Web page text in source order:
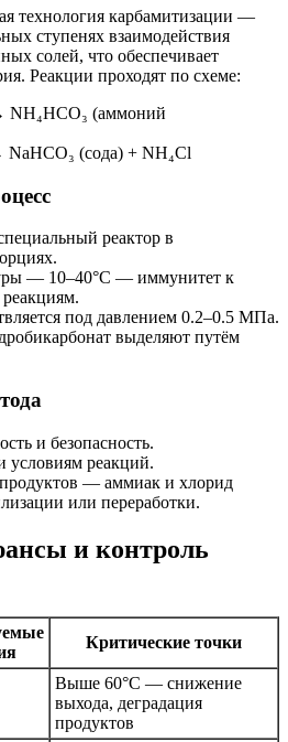
технология карбамитизации —
ступенях взаимодействия
солей, что обеспечивает
Реакции проходят по схеме:
NH₄HCO₃ (аммоний
(сода) + NH₄Cl
реактор в
— 10–40°С — иммунитет к
под давлением 0.2–0.5 МПа.
выделяют путём
и безопасность.
условиям реакций.
— аммиак и хлорид
или переработки.
и контроль
Критические точки
Выше 60°С — снижение
выхода, деградация
продуктов